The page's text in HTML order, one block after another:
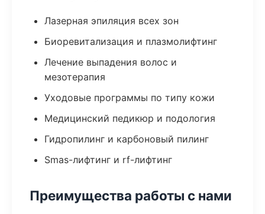
Лазерная эпиляция всех зон
Биоревитализация и плазмолифтинг
Лечение выпадения волос и
мезотерапия
Уходовые программы по типу кожи
Медицинский педикюр и подология
Гидропилинг и карбоновый пилинг
Smas-лифтинг и rf-лифтинг
Преимущества работы с нами